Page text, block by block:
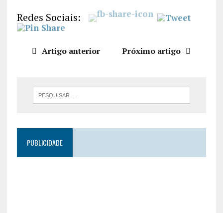
INCORPO
RAR
Redes Sociais:
Artigo anterior Próximo artigo
PUBLICIDADE